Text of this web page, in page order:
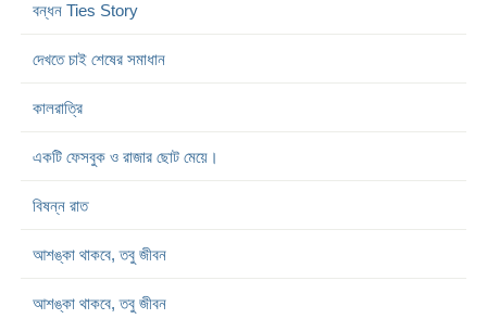
বন্ধন Ties Story
দেখতে চাই শেষের সমাধান
কালরাত্রি
একটি ফেসবুক ও রাজার ছোট মেয়ে।
বিষন্ন রাত
আশঙ্কা থাকবে, তবু জীবন
আশঙ্কা থাকবে, তবু জীবন